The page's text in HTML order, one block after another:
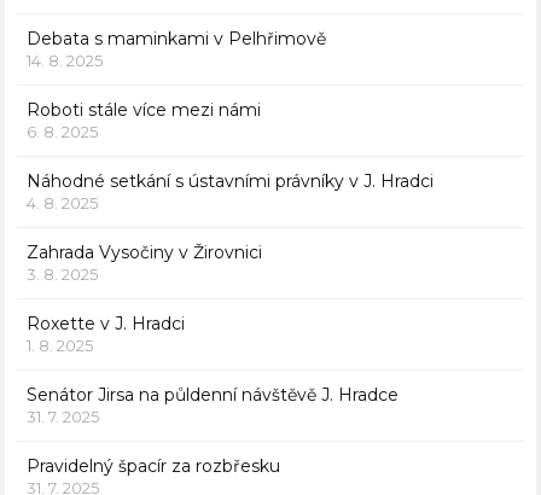
Debata s maminkami v Pelhřimově
14. 8. 2025
Roboti stále více mezi námi
6. 8. 2025
Náhodné setkání s ústavními právníky v J. Hradci
4. 8. 2025
Zahrada Vysočiny v Žirovnici
3. 8. 2025
Roxette v J. Hradci
1. 8. 2025
Senátor Jirsa na půldenní návštěvě J. Hradce
31. 7. 2025
Pravidelný špacír za rozbřesku
31. 7. 2025